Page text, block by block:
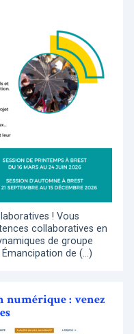
! Vous
collaboratives en
de groupe
de (…)
numérique : venez